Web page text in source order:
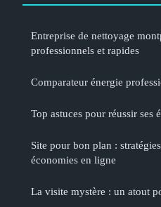
Entreprise de nettoyage
professionnels et rapides
Comparateur énergie
Top astuces pour réussir ses
Site pour bon plan :
économies en ligne
La visite mystère : un atout